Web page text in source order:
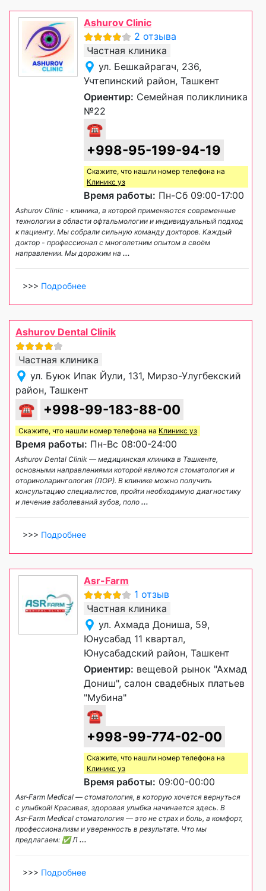
Ashurov Clinic
2 отзыва
Частная клиника
ул. Бешкайрагач, 236,
Учтепинский район, Ташкент
Ориентир: Семейная поликлиника
№22
☎
+998-95-199-94-19
Скажите, что нашли номер телефона на
Клиникс уз
Время работы: Пн-Сб 09:00-17:00
Ashurov Clinic - клиника, в которой применяются современные
технологии в области офтальмологии и индивидуальный подход
к пациенту. Мы собрали сильную команду докторов. Каждый
доктор - профессионал с многолетним опытом в своём
направлении. Мы дорожим на ...
>>> Подробнее
Ashurov Dental Clinik
Частная клиника
ул. Буюк Ипак Йули, 131, Мирзо-Улугбекский
район, Ташкент
☎ +998-99-183-88-00
Скажите, что нашли номер телефона на Клиникс уз
Время работы: Пн-Вс 08:00-24:00
Ashurov Dental Clinik — медицинская клиника в Ташкенте,
основными направлениями которой являются стоматология и
оториноларингология (ЛОР). В клинике можно получить
консультацию специалистов, пройти необходимую диагностику
и лечение заболеваний зубов, поло ...
>>> Подробнее
Asr-Farm
1 отзыв
Частная клиника
ул. Ахмада Дониша, 59,
Юнусабад 11 квартал,
Юнусабадский район, Ташкент
Ориентир: вещевой рынок "Ахмад
Дониш", салон свадебных платьев
"Мубина"
☎
+998-99-774-02-00
Скажите, что нашли номер телефона на
Клиникс уз
Время работы: 09:00-00:00
Asr‑Farm Medical — стоматология, в которую хочется вернуться
с улыбкой! Красивая, здоровая улыбка начинается здесь. В
Asr‑Farm Medical стоматология — это не страх и боль, а комфорт,
профессионализм и уверенность в результате. Что мы
предлагаем: ✅ Л ...
>>> Подробнее